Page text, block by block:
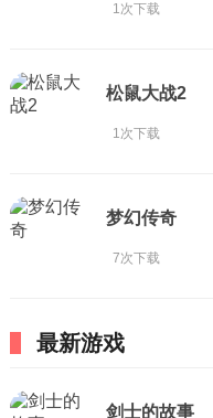
1次下载
松鼠大战2
1次下载
梦幻传奇
7次下载
最新游戏
剑士的故事